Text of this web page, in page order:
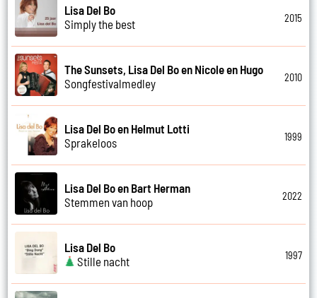
Lisa Del Bo
Simply the best
2015
The Sunsets, Lisa Del Bo en Nicole en Hugo
Songfestivalmedley
2010
Lisa Del Bo en Helmut Lotti
Sprakeloos
1999
Lisa Del Bo en Bart Herman
Stemmen van hoop
2022
Lisa Del Bo
Stille nacht
1997